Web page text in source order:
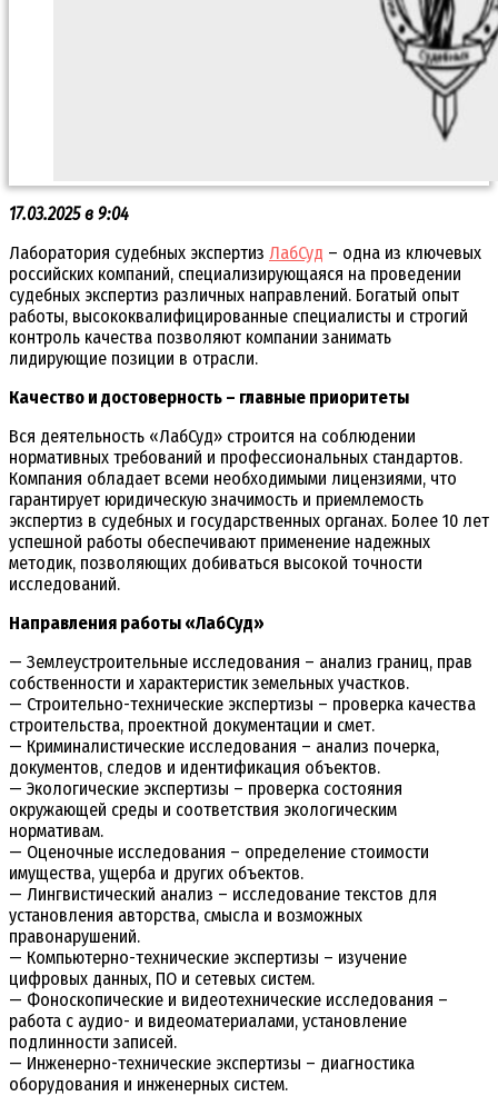
17.03.2025 в 9:04
Лаборатория судебных экспертиз ЛабСуд – одна из ключевых
российских компаний, специализирующаяся на проведении
судебных экспертиз различных направлений. Богатый опыт
работы, высококвалифицированные специалисты и строгий
контроль качества позволяют компании занимать
лидирующие позиции в отрасли.
Качество и достоверность – главные приоритеты
Вся деятельность «ЛабСуд» строится на соблюдении
нормативных требований и профессиональных стандартов.
Компания обладает всеми необходимыми лицензиями, что
гарантирует юридическую значимость и приемлемость
экспертиз в судебных и государственных органах. Более 10 лет
успешной работы обеспечивают применение надежных
методик, позволяющих добиваться высокой точности
исследований.
Направления работы «ЛабСуд»
— Землеустроительные исследования – анализ границ, прав
собственности и характеристик земельных участков.
— Строительно-технические экспертизы – проверка качества
строительства, проектной документации и смет.
— Криминалистические исследования – анализ почерка,
документов, следов и идентификация объектов.
— Экологические экспертизы – проверка состояния
окружающей среды и соответствия экологическим
нормативам.
— Оценочные исследования – определение стоимости
имущества, ущерба и других объектов.
— Лингвистический анализ – исследование текстов для
установления авторства, смысла и возможных
правонарушений.
— Компьютерно-технические экспертизы – изучение
цифровых данных, ПО и сетевых систем.
— Фоноскопические и видеотехнические исследования –
работа с аудио- и видеоматериалами, установление
подлинности записей.
— Инженерно-технические экспертизы – диагностика
оборудования и инженерных систем.